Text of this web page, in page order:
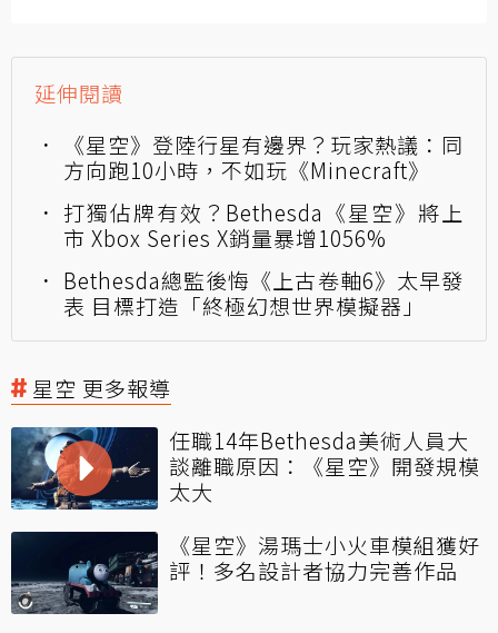
延伸閱讀
《星空》登陸行星有邊界？玩家熱議：同
方向跑10小時，不如玩《Minecraft》
打獨佔牌有效？Bethesda《星空》將上
市 Xbox Series X銷量暴增1056%
Bethesda總監後悔《上古卷軸6》太早發
表 目標打造「終極幻想世界模擬器」
星空 更多報導
任職14年Bethesda美術人員大
談離職原因：《星空》開發規模
太大
《星空》湯瑪士小火車模組獲好
評！多名設計者協力完善作品